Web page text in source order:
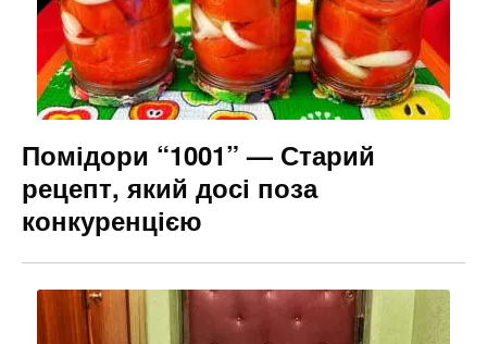
Помідори “1001” — Старий
рецепт, який досі поза
конкуренцією